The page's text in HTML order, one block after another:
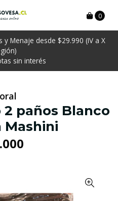
y Menaje desde $29.990 (IV a X
sin interés
0
paños Blanco
Mashini